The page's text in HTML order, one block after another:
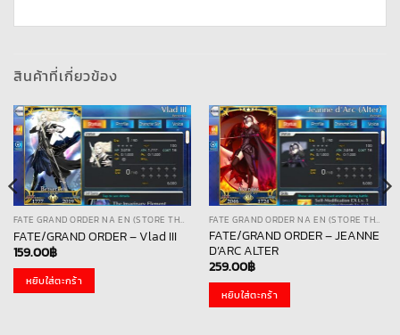
สินค้าที่เกี่ยวข้อง
FATE GRAND ORDER NA EN (STORE THAI)
FATE/GRAND ORDER – Vlad III
159.00฿
หยิบใส่ตะกร้า
FATE GRAND ORDER NA EN (STORE THAI)
FATE/GRAND ORDER – JEANNE
D’ARC ALTER
259.00฿
หยิบใส่ตะกร้า